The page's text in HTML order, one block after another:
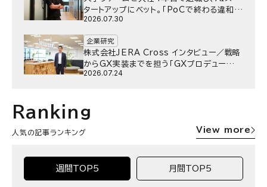
タートアップにベット。｢PoCで終わる違和
感｣はどうなったのか／Gen-AX株式会社
2026.07.30
企業研究
株式会社JERA Cross インタビュー／戦略
からGX実装までを担う「GXプロデュー
サー」というキャリア
2026.07.24
Ranking
人気の記事ランキング View more
週間TOP5 月間TOP5